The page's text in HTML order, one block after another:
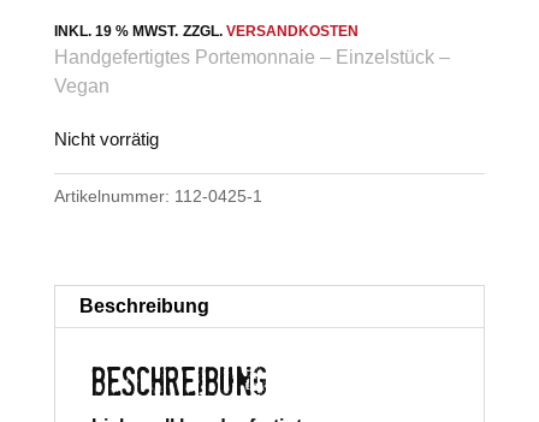
INKL. 19 % MWST. ZZGL. VERSANDKOSTEN
Handgefertigtes Portemonnaie – Einzelstück –
Vegan
Nicht vorrätig
Artikelnummer: 112-0425-1
Beschreibung
BESCHREIBUNG